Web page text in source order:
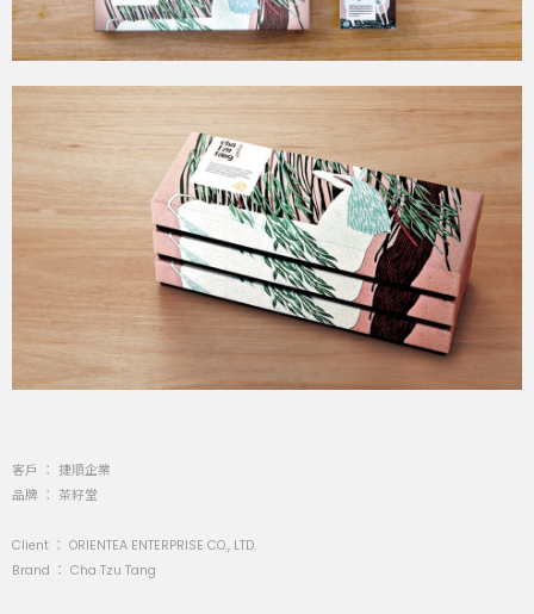
客戶 ： 捷順企業
品牌 ： 茶籽堂
Client ： ORIENTEA ENTERPRISE CO., LTD.
Brand ： Cha Tzu Tang